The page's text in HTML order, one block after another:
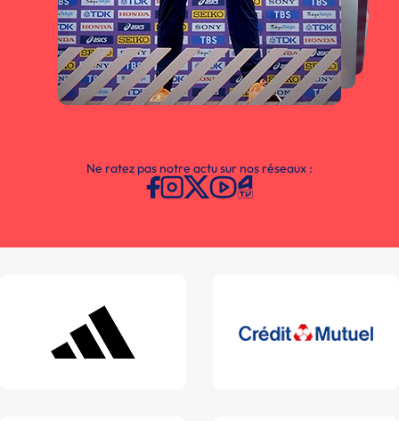
Ne ratez pas notre actu sur nos réseaux :